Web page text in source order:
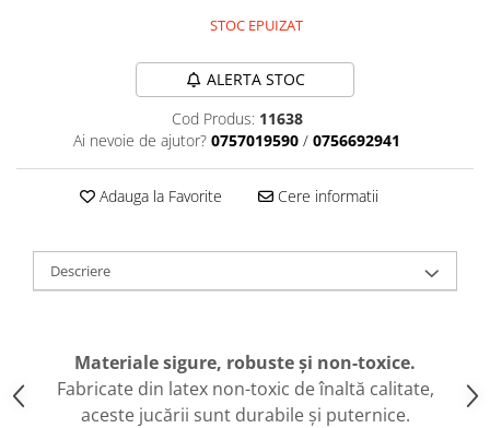
Custi si Genti de Transport
Diete veterinare
Lemne si coarne de cerb sau
caprior
Produse Igiena si Ingrijire
Saltele cu efect de racire
STOC EPUIZAT
ALERTA STOC
Cod Produs: 11638
Ai nevoie de ajutor? 0757019590 / 0756692941
Adauga la Favorite Cere informatii
Descriere
Materiale sigure, robuste și non-toxice.
Fabricate din latex non-toxic de înaltă calitate,
aceste jucării sunt durabile și puternice.